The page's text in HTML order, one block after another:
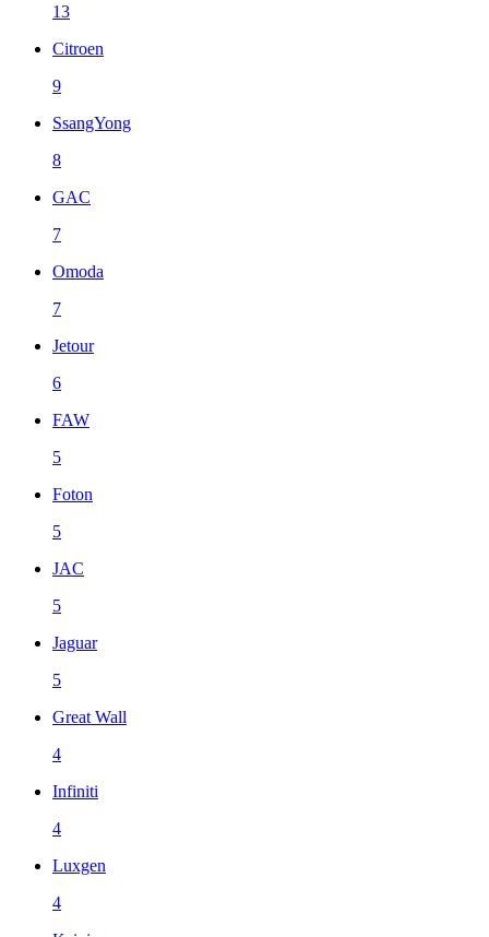
13
Citroen
9
SsangYong
8
GAC
7
Omoda
7
Jetour
6
FAW
5
Foton
5
JAC
5
Jaguar
5
Great Wall
4
Infiniti
4
Luxgen
4